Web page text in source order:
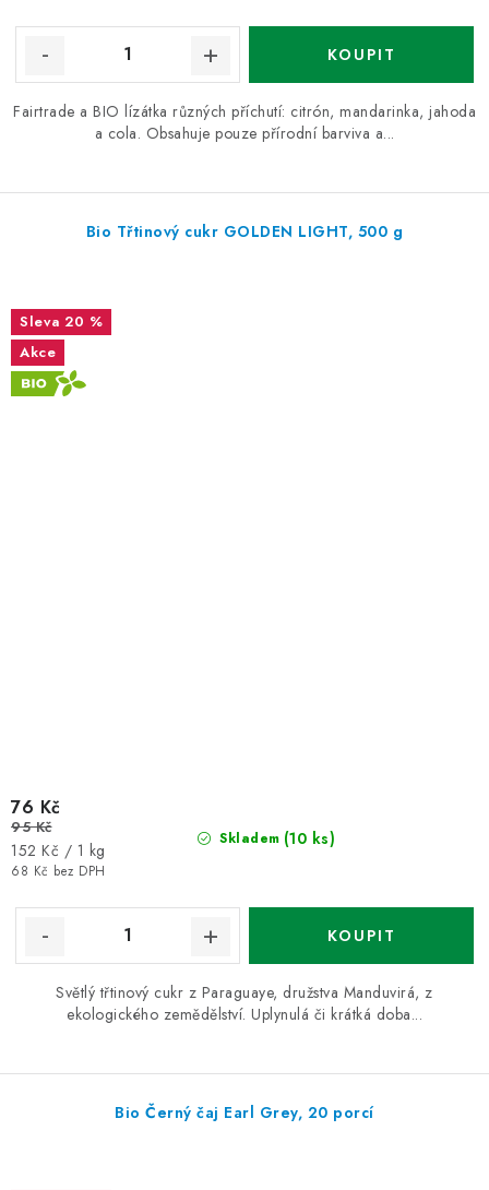
Fairtrade a BIO lízátka různých příchutí: citrón, mandarinka, jahoda
a cola. Obsahuje pouze přírodní barviva a...
Bio Třtinový cukr GOLDEN LIGHT, 500 g
20 %
Akce
Skladem (10 ks)
68 Kč bez DPH
76 Kč
95 Kč
Měrná
cena:
152 Kč / 1 kg
Světlý třtinový cukr z Paraguaye, družstva Manduvirá, z
ekologického zemědělství. Uplynulá či krátká doba...
Bio Černý čaj Earl Grey, 20 porcí